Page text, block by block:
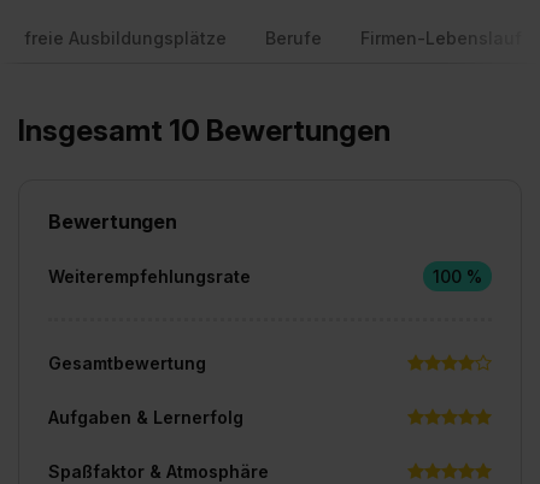
freie Ausbildungsplätze Berufe Firmen-Lebenslauf
Insgesamt 10 Bewertungen
Bewertungen
Weiterempfehlungsrate 100 %
Gesamtbewertung
Aufgaben & Lernerfolg
Spaßfaktor & Atmosphäre